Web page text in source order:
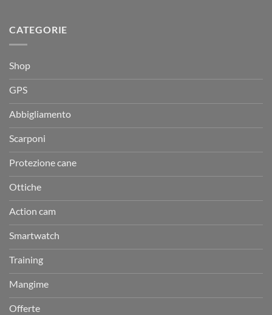
CATEGORIE
Shop
GPS
Abbigliamento
Scarponi
Protezione cane
Ottiche
Action cam
Smartwatch
Training
Mangime
Offerte